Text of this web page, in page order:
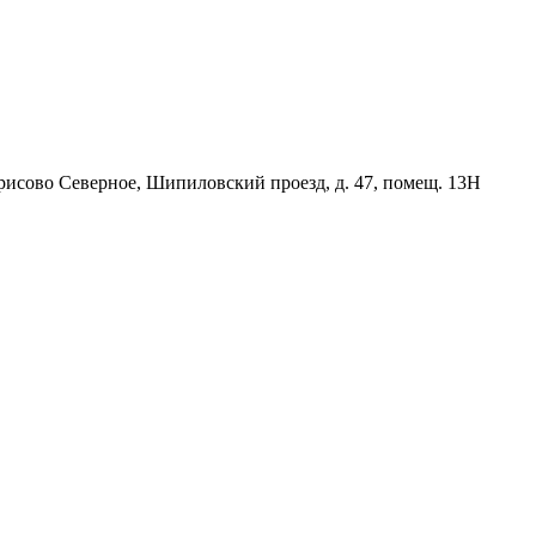
Северное, Шипиловский проезд, д. 47, помещ. 13Н